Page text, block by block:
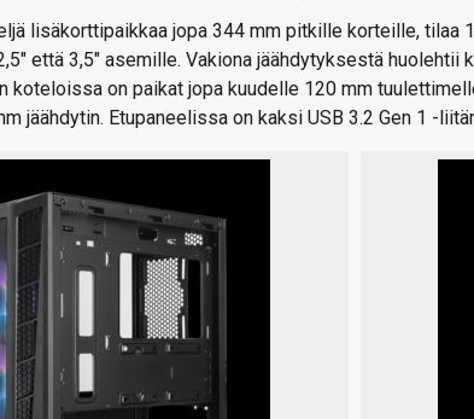
lisäkorttipaikkaa jopa 344 mm pitkille korteille,
että 3,5″ asemille. Vakiona jäähdytyksestä huolehtii
koteloissa on paikat jopa kuudelle 120 mm
jäähdytin. Etupaneelissa on kaksi USB 3.2 Gen 1 -